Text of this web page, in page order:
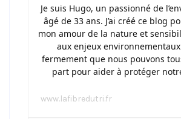
Je suis Hugo, un passionné de
âgé de 33 ans. J’ai créé ce blog
mon amour de la nature et
aux enjeux
fermement que nous pouvons
part pour aider à protéger
www.lafibredutri.fr